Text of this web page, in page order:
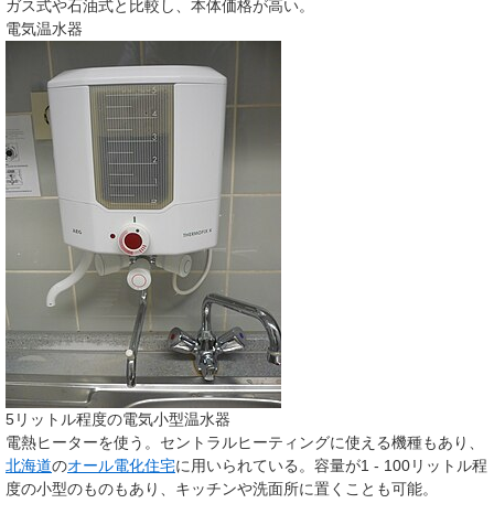
ガス式や石油式と比較し、本体価格が高い。
電気温水器
5リットル程度の電気小型温水器
電熱ヒーターを使う。セントラルヒーティングに使える機種もあり、
北海道のオール電化住宅に用いられている。容量が1 - 100リットル程
度の小型のものもあり、キッチンや洗面所に置くことも可能。